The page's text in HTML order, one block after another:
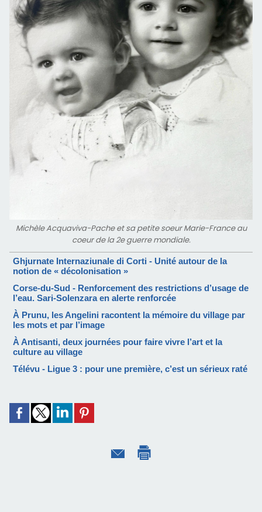
Michèle Acquaviva-Pache et sa petite soeur Marie-France au
coeur de la 2e guerre mondiale.
Ghjurnate Internaziunale di Corti - Unité autour de la
notion de « décolonisation »
Corse-du-Sud - Renforcement des restrictions d’usage de
l’eau. Sari-Solenzara en alerte renforcée
À Prunu, les Angelini racontent la mémoire du village par
les mots et par l’image
À Antisanti, deux journées pour faire vivre l’art et la
culture au village
Télévu - Ligue 3 : pour une première, c’est un sérieux raté